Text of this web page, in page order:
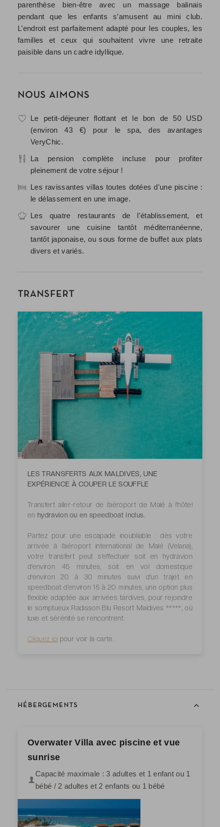
parenthèse bien-être avec un massage balinais
pendant que les enfants s’amusent au mini club.
L’endroit est parfaitement adapté pour les couples, les
familles et ceux qui souhaitent vivre une retraite
paisible dans un cadre idyllique.
NOUS AIMONS
Le petit-déjeuner flottant et le bon de 50 USD
(environ 43 €) pour le spa, des avantages
VeryChic.
La pension complète incluse pour profiter
pleinement de votre séjour !
Les ravissantes villas toutes dotées d'une piscine :
le délassement en une image.
Les quatre restaurants de l'établissement, et
savourer une cuisine tantôt méditerranéenne,
tantôt japonaise, ou sous forme de buffet aux plats
divers et variés.
TRANSFERT
LES TRANSFERTS AUX MALDIVES, UNE
EXPÉRIENCE À COUPER LE SOUFFLE
Transfert aller-retour de l’aéroport de Malé à l’hôtel
en hydravion ou en speedboat inclus.
Partez pour une escapade inoubliable : dès votre
arrivée à l’aéroport international de Malé (Velana),
votre transfert peut s’effectuer soit en hydravion
d’environ 45 minutes, soit en vol domestique
d’environ 20 à 30 minutes suivi d’un trajet en
speedboat d’environ 15 à 20 minutes, une option plus
flexible adaptée aux arrivées tardives, pour rejoindre
le somptueux Radisson Blu Resort Maldives *****, où
luxe et sérénité se rencontrent.
Cliquez ici pour voir la carte.
HÉBERGEMENTS
Overwater Villa avec piscine et vue
sunrise
Capacité maximale : 3 adultes et 1 enfant ou 1
bébé / 2 adultes et 2 enfants ou 1 bébé